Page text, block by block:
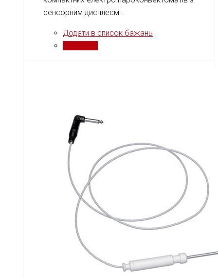
сенсорним дисплеєм...
Додати в список бажань